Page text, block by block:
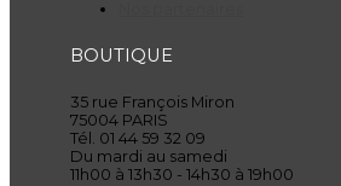
BOUTIQUE
35 rue François Miron
75004 PARIS
Tél. 01 44 59 32 09
Du mardi au samedi
11h00 à 13h30 - 14h30 à 19h00